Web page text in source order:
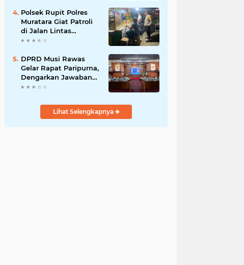
Polsek Rupit Polres
Muratara Giat Patroli
di Jalan Lintas
Sumatera
DPRD Musi Rawas
Gelar Rapat Paripurna,
Dengarkan Jawaban
Eksekutif Atas 4
Lihat Selengkapnya